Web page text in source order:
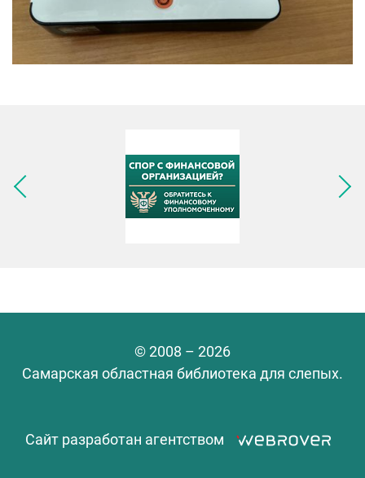
Следующее изображение
© 2008 – 2026
Самарская областная библиотека для слепых.
Сайт разработан агентством